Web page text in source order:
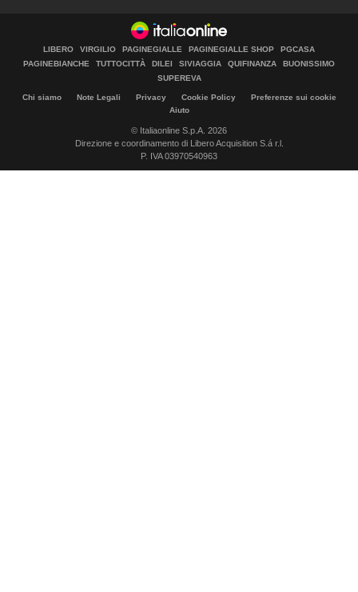
LIBERO VIRGILIO PAGINEGIALLE PAGINEGIALLE SHOP
PGCASA
PAGINEBIANCHE
TUTTOCITTÀ DILEI SIVIAGGIA QUIFINANZA
BUONISSIMO
SUPEREVA
Chi siamo Note Legali Privacy Cookie Policy
Preferenze sui cookie
Aiuto
© Italiaonline S.p.A. 2026
Direzione e coordinamento di Libero Acquisition S.á r.l.
P. IVA 03970540963